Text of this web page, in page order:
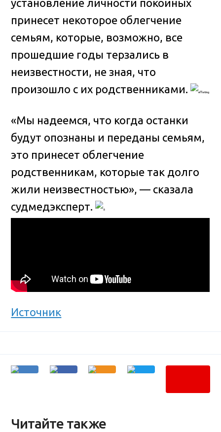
установление личности покойных
принесет некоторое облегчение
семьям, которые, возможно, все
прошедшие годы терзались в
неизвестности, не зная, что
произошло с их родственниками.
«Мы надеемся, что когда останки
будут опознаны и переданы семьям,
это принесет облегчение
родственникам, которые так долго
жили неизвестностью», — сказала
судмедэксперт.
Источник
Читайте также